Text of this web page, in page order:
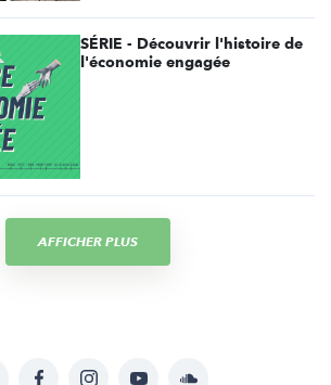
SÉRIE - Découvrir l'histoire de
l'économie engagée
AFFICHER PLUS
FacebookInstagramYouTubeSoundcloud